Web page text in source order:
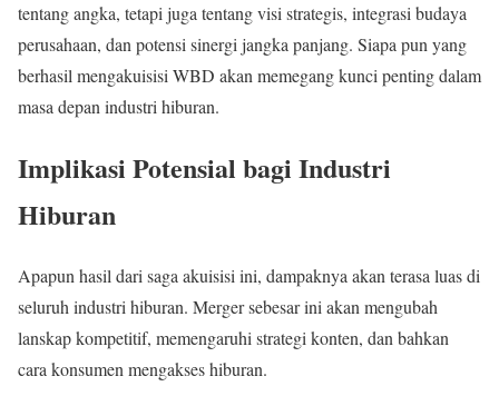
tentang angka, tetapi juga tentang visi strategis, integrasi budaya
perusahaan, dan potensi sinergi jangka panjang. Siapa pun yang
berhasil mengakuisisi WBD akan memegang kunci penting dalam
masa depan industri hiburan.
Implikasi Potensial bagi Industri
Hiburan
Apapun hasil dari saga akuisisi ini, dampaknya akan terasa luas di
seluruh industri hiburan. Merger sebesar ini akan mengubah
lanskap kompetitif, memengaruhi strategi konten, dan bahkan
cara konsumen mengakses hiburan.